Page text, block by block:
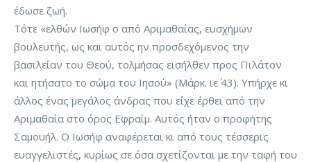
έδωσε ζωή.
Τότε «ελθών Ιωσήφ ο από Αριμαθαίας, ευσχήμων
βουλευτής, ως και αυτός ην προσδεχόμενος την
βασιλείαν του Θεού, τολμήσας εισήλθεν προς Πιλάτον
και ητήσατο το σώμα του Ιησού» (Μάρκ. ιε΄ 43). Υπήρχε κι
άλλος ένας μεγάλος άνδρας που είχε έρθει από την
Αριμαθαία στο όρος Εφραίμ. Αυτός ήταν ο προφήτης
Σαμουήλ. Ο Ιωσήφ αναφέρεται κι από τους τέσσερις
ευαγγελιστές, κυρίως σε όσα σχετίζονται με την ταφή του